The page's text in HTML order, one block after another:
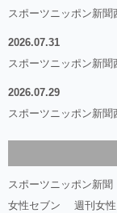
スポーツニッポン新聞
2026.07.31
スポーツニッポン新聞
2026.07.29
スポーツニッポン新聞
スポーツニッポン新聞
女性セブン
週刊女性